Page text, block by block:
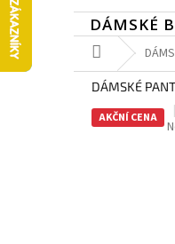
DÁMSKÉ
Domů
DÁMSKÉ
AKČNÍ CENA